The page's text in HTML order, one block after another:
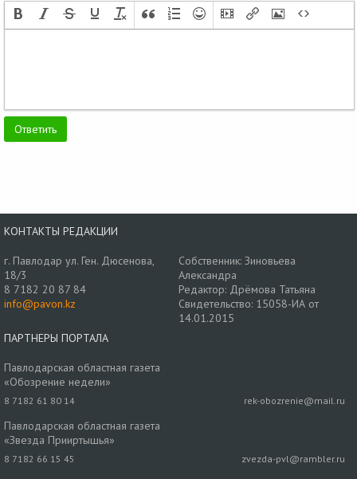
КОНТАКТЫ РЕДАКЦИИ
г. Павлодар ул. Ген. Дюсенова,
18/3
8 7182 20 87 84
info@pavon.kz
Собственник: Зиновьева
Александра
Редактор: Дрёмова Татьяна
Свидетельство: 15058-ИА от
14.01.2015
ПАРТНЕРЫ ПОРТАЛА
Павлодарская областная газета
«Обозрение недели»
8 7182 61 80 14 rek-obozrenie@mail.ru
Павлодарская областная газета
«Звезда Прииртышья»
8 7182 66 15 45 zvezda-pvl@rambler.ru